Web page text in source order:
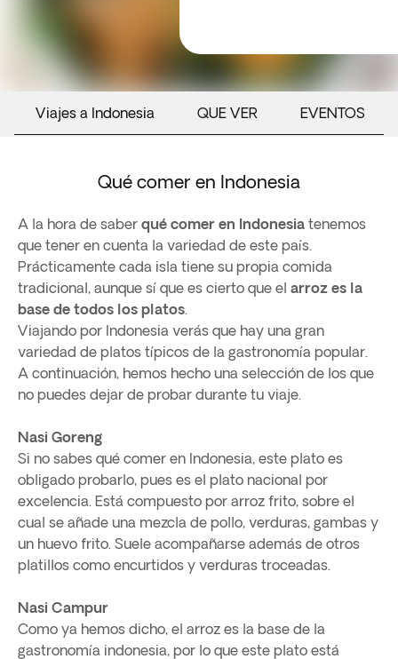
Viajes a Indonesia QUE VER EVENTOS
Qué comer en Indonesia
A la hora de saber qué comer en Indonesia tenemos
que tener en cuenta la variedad de este país.
Prácticamente cada isla tiene su propia comida
tradicional, aunque sí que es cierto que el arroz es la
base de todos los platos.
Viajando por Indonesia verás que hay una gran
variedad de platos típicos de la gastronomía popular.
A continuación, hemos hecho una selección de los que
no puedes dejar de probar durante tu viaje.
Nasi Goreng
Si no sabes qué comer en Indonesia, este plato es
obligado probarlo, pues es el plato nacional por
excelencia. Está compuesto por arroz frito, sobre el
cual se añade una mezcla de pollo, verduras, gambas y
un huevo frito. Suele acompañarse además de otros
platillos como encurtidos y verduras troceadas.
Nasi Campur
Como ya hemos dicho, el arroz es la base de la
gastronomía indonesia, por lo que este plato está